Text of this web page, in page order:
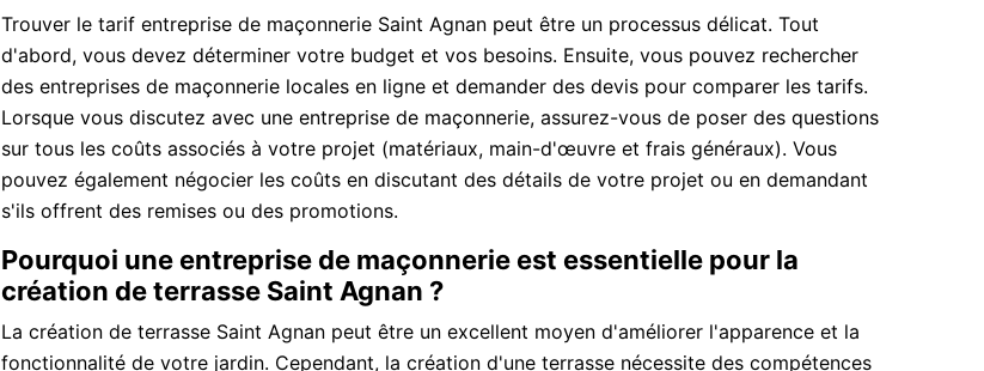
Trouver le tarif entreprise de maçonnerie Saint Agnan peut être un processus délicat. Tout
d'abord, vous devez déterminer votre budget et vos besoins. Ensuite, vous pouvez rechercher
des entreprises de maçonnerie locales en ligne et demander des devis pour comparer les tarifs.
Lorsque vous discutez avec une entreprise de maçonnerie, assurez-vous de poser des questions
sur tous les coûts associés à votre projet (matériaux, main-d'œuvre et frais généraux). Vous
pouvez également négocier les coûts en discutant des détails de votre projet ou en demandant
s'ils offrent des remises ou des promotions.
Pourquoi une entreprise de maçonnerie est essentielle pour la
création de terrasse Saint Agnan ?
La création de terrasse Saint Agnan peut être un excellent moyen d'améliorer l'apparence et la
fonctionnalité de votre jardin. Cependant, la création d'une terrasse nécessite des compétences